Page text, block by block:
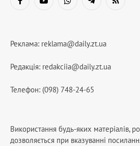
FacebookYouTubeWhatsAppTelegramRSS
Реклама: reklama@daily.zt.ua
Редакція: redakciia@daily.zt.ua
Телефон: (098) 748-24-65
Використання будь-яких матеріалів,
дозволяється при вказуванні